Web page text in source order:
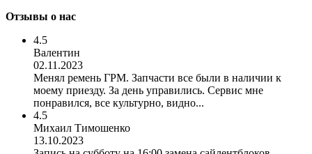
Отзывы о нас
4.5
Валентин
02.11.2023
Менял ремень ГРМ. Запчасти все были в наличии к
моему приезду. За день управились. Сервис мне
понравился, все культурно, видно...
4.5
Михаил Тимошенко
13.10.2023